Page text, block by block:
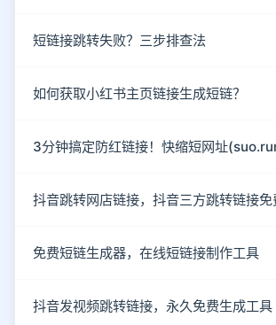
短链接跳转失败？三步排查法
如何获取小红书主页链接生成短链？
抖音跳转网店链接，抖音三方跳转链接免
免费短链生成器，在线短链接制作工具
抖音发视频跳转链接，永久免费生成工具